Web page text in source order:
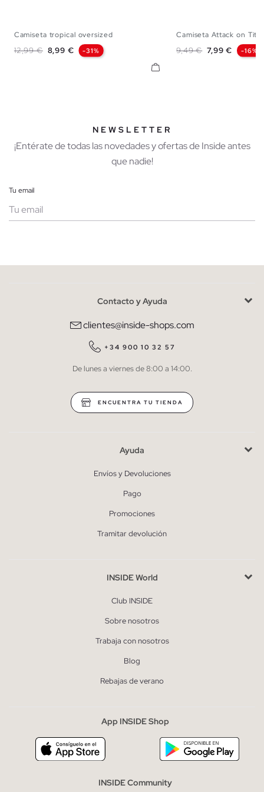
S
Camiseta tropical oversized
Precio base
12,99 € Precio
8,99 € -31%
Camiseta Attack on
Precio base
9,49 € Precio
7,99 € -16%
NEWSLETTER
¡Entérate de todas las novedades y ofertas de Inside antes
que nadie!
Tu email
He leído y entiendo lapolítica de privacidad
QUIERO SUSCRIBIRME
* Puedes cancelar la suscripción en cualquier momento.
Contacto y Ayuda
clientes@inside-shops.com
+34 900 10 32 57
De lunes a viernes de 8:00 a 14:00.
ENCUENTRA TU TIENDA
Ayuda
Envíos y Devoluciones
Pago
Promociones
Tramitar devolución
INSIDE World
Club INSIDE
Sobre nosotros
Trabaja con nosotros
Blog
Rebajas de verano
App INSIDE Shop
INSIDE Community